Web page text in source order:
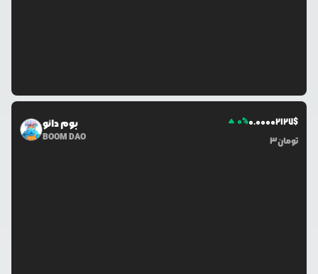
بوم دائو
BOOM DAO
0%0.00002127$
3تومان